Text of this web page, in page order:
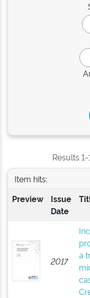
Results
Item hits:
Preview
Issue
Date
2017
a